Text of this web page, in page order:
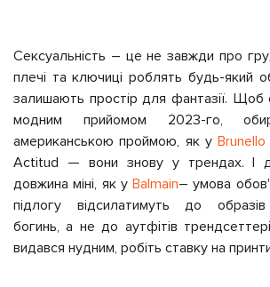
Сексуальність – це не завжди про
плечі та ключиці роблять будь-який
залишають простір для фантазії. Щоб
модним прийомом 2023-го,
американською проймою, як уBrunello
Actitud — вони знову у трендах. І
довжина міні, як у Balmain– умова
підлогу відсилатимуть до
богинь, а не до аутфітів
видався нудним, робіть ставку на